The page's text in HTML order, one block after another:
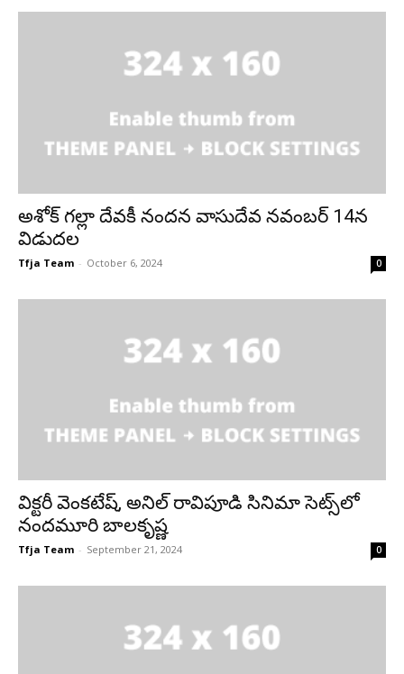
అశోక్ గల్లా దేవకీ నందన వాసుదేవ నవంబర్ 14న
విడుదల
Tfja Team - October 6, 2024 0
విక్టరీ వెంకటేష్, అనిల్ రావిపూడి సినిమా సెట్స్‌లో
నందమూరి బాలకృష్ణ
Tfja Team - September 21, 2024 0